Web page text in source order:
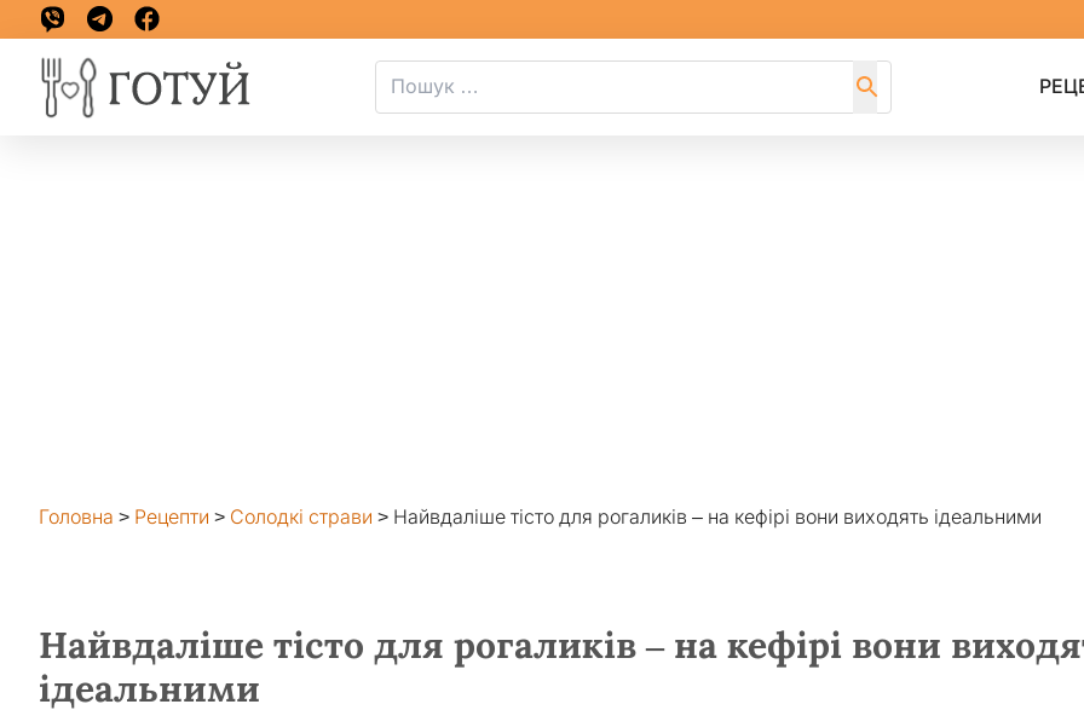
Головна > Рецепти > Солодкі страви > Найвдаліше тісто для рогаликів – на кефірі вони виходять ідеальними
Найвдаліше тісто для рогаликів – на кефірі вони
ідеальними